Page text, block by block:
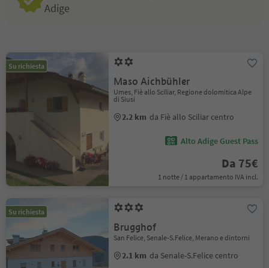
Adige
Su richiesta
Maso Aichbühler
Umes, Fiè allo Sciliar, Regione dolomitica Alpe
di Siusi
2.2 km da Fiè allo Sciliar centro
Alto Adige Guest Pass
Da 75€
1 notte / 1 appartamento IVA incl.
Su richiesta
Brugghof
San Felice, Senale-S.Felice, Merano e dintorni
2.1 km da Senale-S.Felice centro